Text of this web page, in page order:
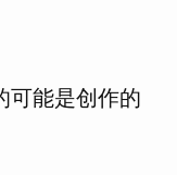
可能是创作的